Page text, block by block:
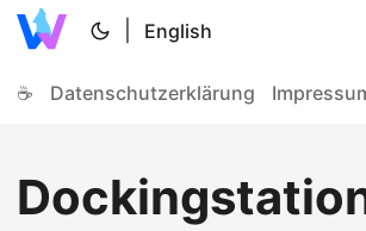
English
☕ Datenschutzerklärung